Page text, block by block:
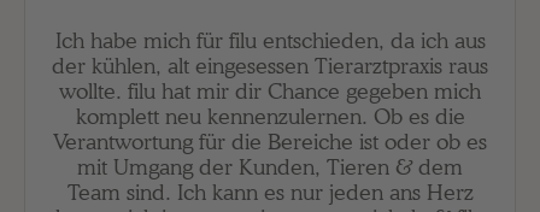
Ich habe mich für filu entschieden, da ich aus
der kühlen, alt eingesessen Tierarztpraxis raus
wollte. filu hat mir dir Chance gegeben mich
komplett neu kennenzulernen. Ob es die
Verantwortung für die Bereiche ist oder ob es
mit Umgang der Kunden, Tieren & dem
Team sind. Ich kann es nur jeden ans Herz